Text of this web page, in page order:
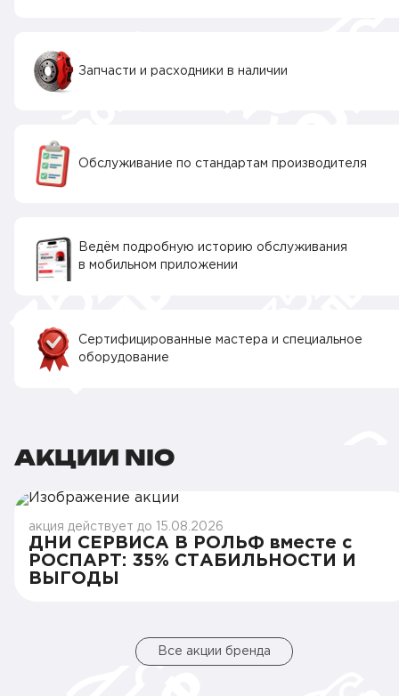
Запчасти и расходники в наличии
Обслуживание по стандартам производителя
Ведём подробную историю обслуживания
в мобильном приложении
Сертифицированные мастера и специальное
оборудование
АКЦИИ NIO
акция действует до 15.08.2026
ДНИ СЕРВИСА В РОЛЬФ вместе с
РОСПАРТ: 35% СТАБИЛЬНОСТИ И
ВЫГОДЫ
Все акции бренда